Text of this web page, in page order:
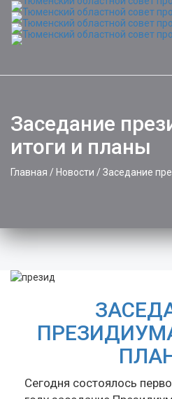
Заседание
итоги и планы
Главная / Новости / Заседание
Сегодня состоялось